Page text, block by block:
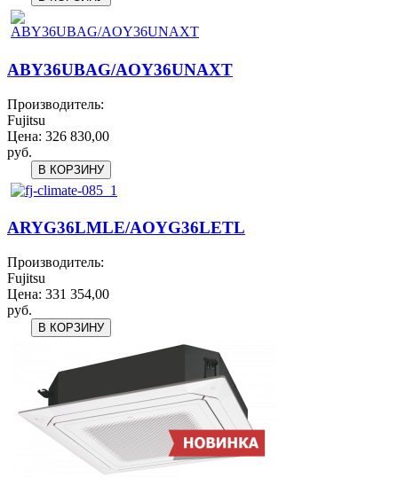
ABY36UBAG/AOY36UNAXT
Производитель:
Fujitsu
Цена: 326 830,00
руб.
ARYG36LMLE/AOYG36LETL
Производитель:
Fujitsu
Цена: 331 354,00
руб.